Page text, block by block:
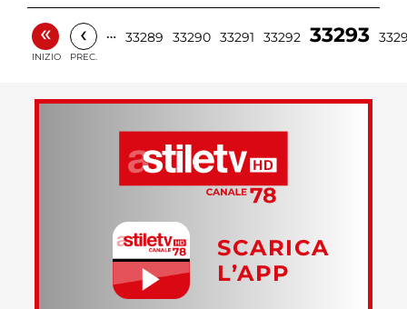
«
INIZIO
‹
PREC.
… 33289 33290 33291 33292 33293
SCARICA
L’APP